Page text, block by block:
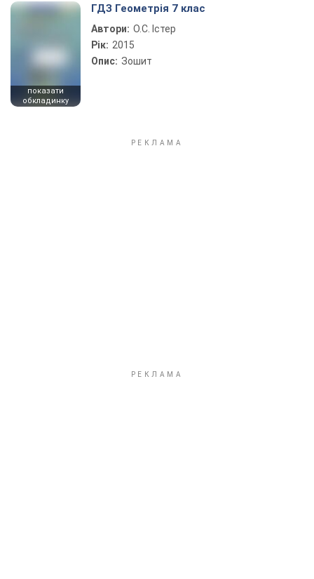
показати
обкладинку
ГДЗ Геометрія 7 клас
Автори: О.С. Істер
Рік: 2015
Опис: Зошит